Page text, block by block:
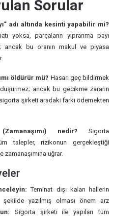
Sorular
adı altında kesinti yapabilir mi?
yoksa, parçaların yıpranma payı
ancak bu oranın makul ve piyasa
öldürür mü? Hasarı geç bildirmek
ancak bu gecikme zararın
şirketi aradaki farkı ödemekten
nedir? Sigorta
talepler, rizikonun gerçekleştiği
zamanaşımına uğrar.
Teminat dışı kalan hallerin
yazılmış olması önem arz
Sigorta şirketi ile yapılan tüm